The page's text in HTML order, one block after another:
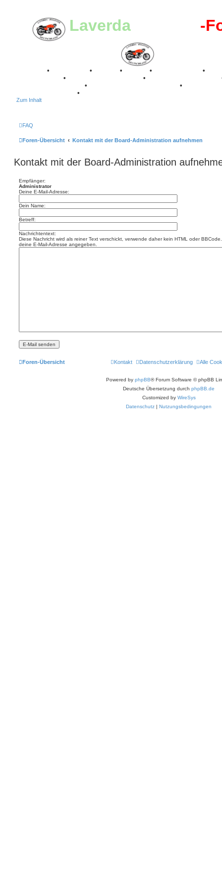
Laverda-Register -
• • • •
•
• •
• •
•
Zum Inhalt
FAQ
Foren-Übersicht Kontakt mit der Board-Administration aufnehmen
Kontakt mit der Board-Administration
Empfänger:
Administrator
Deine E-Mail-Adresse:
Dein Name:
Betreff:
Nachrichtentext:
Diese Nachricht wird als reiner Text verschickt, verwende daher kein HTML oder
deine E-Mail-Adresse angegeben.
Foren-Übersicht Alle
Datenschutzerklärung
Kontakt
Powered by phpBB® Forum Software © phpBB
Deutsche Übersetzung durch phpBB.de
Customized by WireSys
Datenschutz | Nutzungsbedingungen